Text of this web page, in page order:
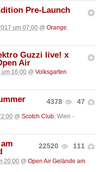
Pre-Launch
um 07:00 @ Orange
Guzzi live! x
Air
um 16:00 @ Volksgarten
4378 47
@ Scotch Club, Wien -
22520 111
20:00 @ Open Air Gelände am